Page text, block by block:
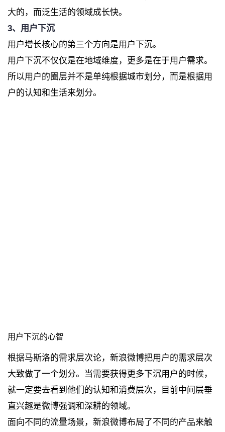
大的，而泛生活的领域成长快。
3、用户下沉
用户增长核心的第三个方向是用户下沉。
用户下沉不仅仅是在地域维度，更多是在于用户需求。
所以用户的圈层并不是单纯根据城市划分，而是根据用
户的认知和生活来划分。
用户下沉的心智
根据马斯洛的需求层次论，新浪微博把用户的需求层次
大致做了一个划分。当需要获得更多下沉用户的时候，
就一定要去看到他们的认知和消费层次，目前中间层垂
直兴趣是微博强调和深耕的领域。
面向不同的流量场景，新浪微博布局了不同的产品来触